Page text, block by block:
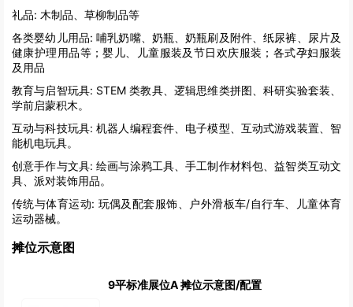
礼品: 木制品、草柳制品等
各类婴幼儿用品: 哺乳奶嘴、奶瓶、奶瓶刷及附件、纸尿裤、尿片及
健康护理用品等；婴儿、儿童服装及节日欢庆服装；各式孕妇服装
及用品
教育与启智玩具: STEM 类教具、逻辑思维类拼图、科研实验套装、
学前启蒙积木。
互动与科技玩具: 机器人编程套件、电子模型、互动式游戏装置、智
能机电玩具。
创意手作与文具: 绘画与涂鸦工具、手工制作材料包、益智类互动文
具、派对装饰用品。
传统与体育运动: 玩偶及配套服饰、户外滑板车/自行车、儿童体育
运动器械。
摊位示意图
9平标准展位A 摊位示意图/配置